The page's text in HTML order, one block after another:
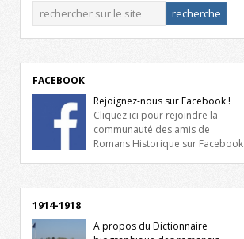
FACEBOOK
Rejoignez-nous sur Facebook !
Cliquez ici pour rejoindre la
communauté des amis de
Romans Historique sur Facebook
1914-1918
A propos du Dictionnaire